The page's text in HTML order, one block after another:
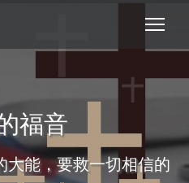
福音
大能，要救一切相信的